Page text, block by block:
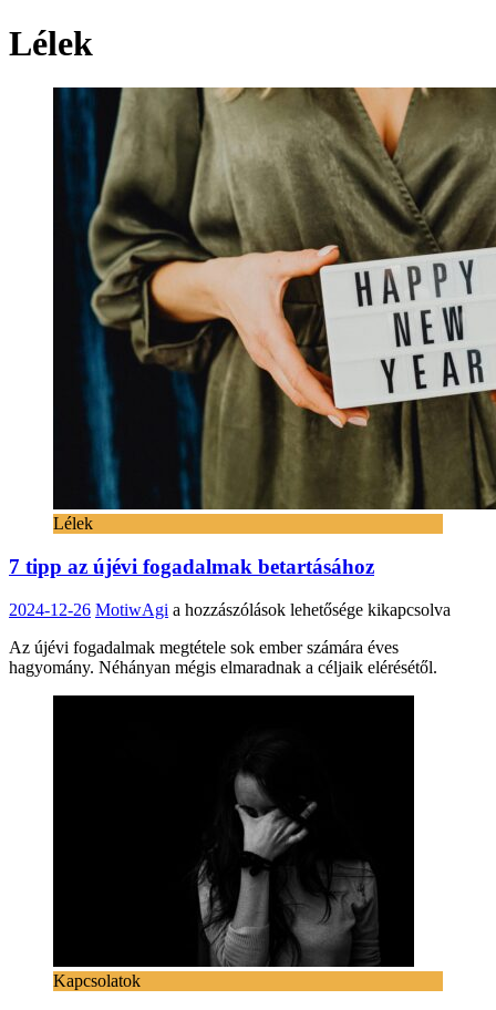
Lélek
Lélek
7 tipp az újévi fogadalmak betartásához
2024-12-26 MotiwAgi 7
az
újévi
a hozzászólások lehetősége kikapcsolva
Az újévi fogadalmak megtétele sok ember számára éves
hagyomány. Néhányan mégis elmaradnak a céljaik elérésétől.
Kapcsolatok